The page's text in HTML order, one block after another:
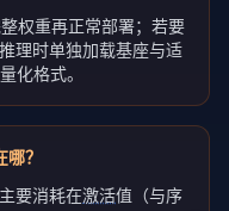
权重再正常部署；若要
理时单独加载基座与适
化格式。
？
要消耗在激活值（与序